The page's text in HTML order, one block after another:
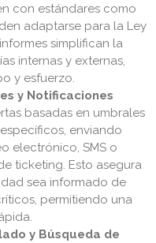
con estándares como
adaptarse para la Ley
simplifican la
internas y externas,
y esfuerzo.
y Notificaciones
basadas en umbrales
enviando
electrónico, SMS o
ticketing. Esto asegura
sea informado de
permitiendo una
y Búsqueda de